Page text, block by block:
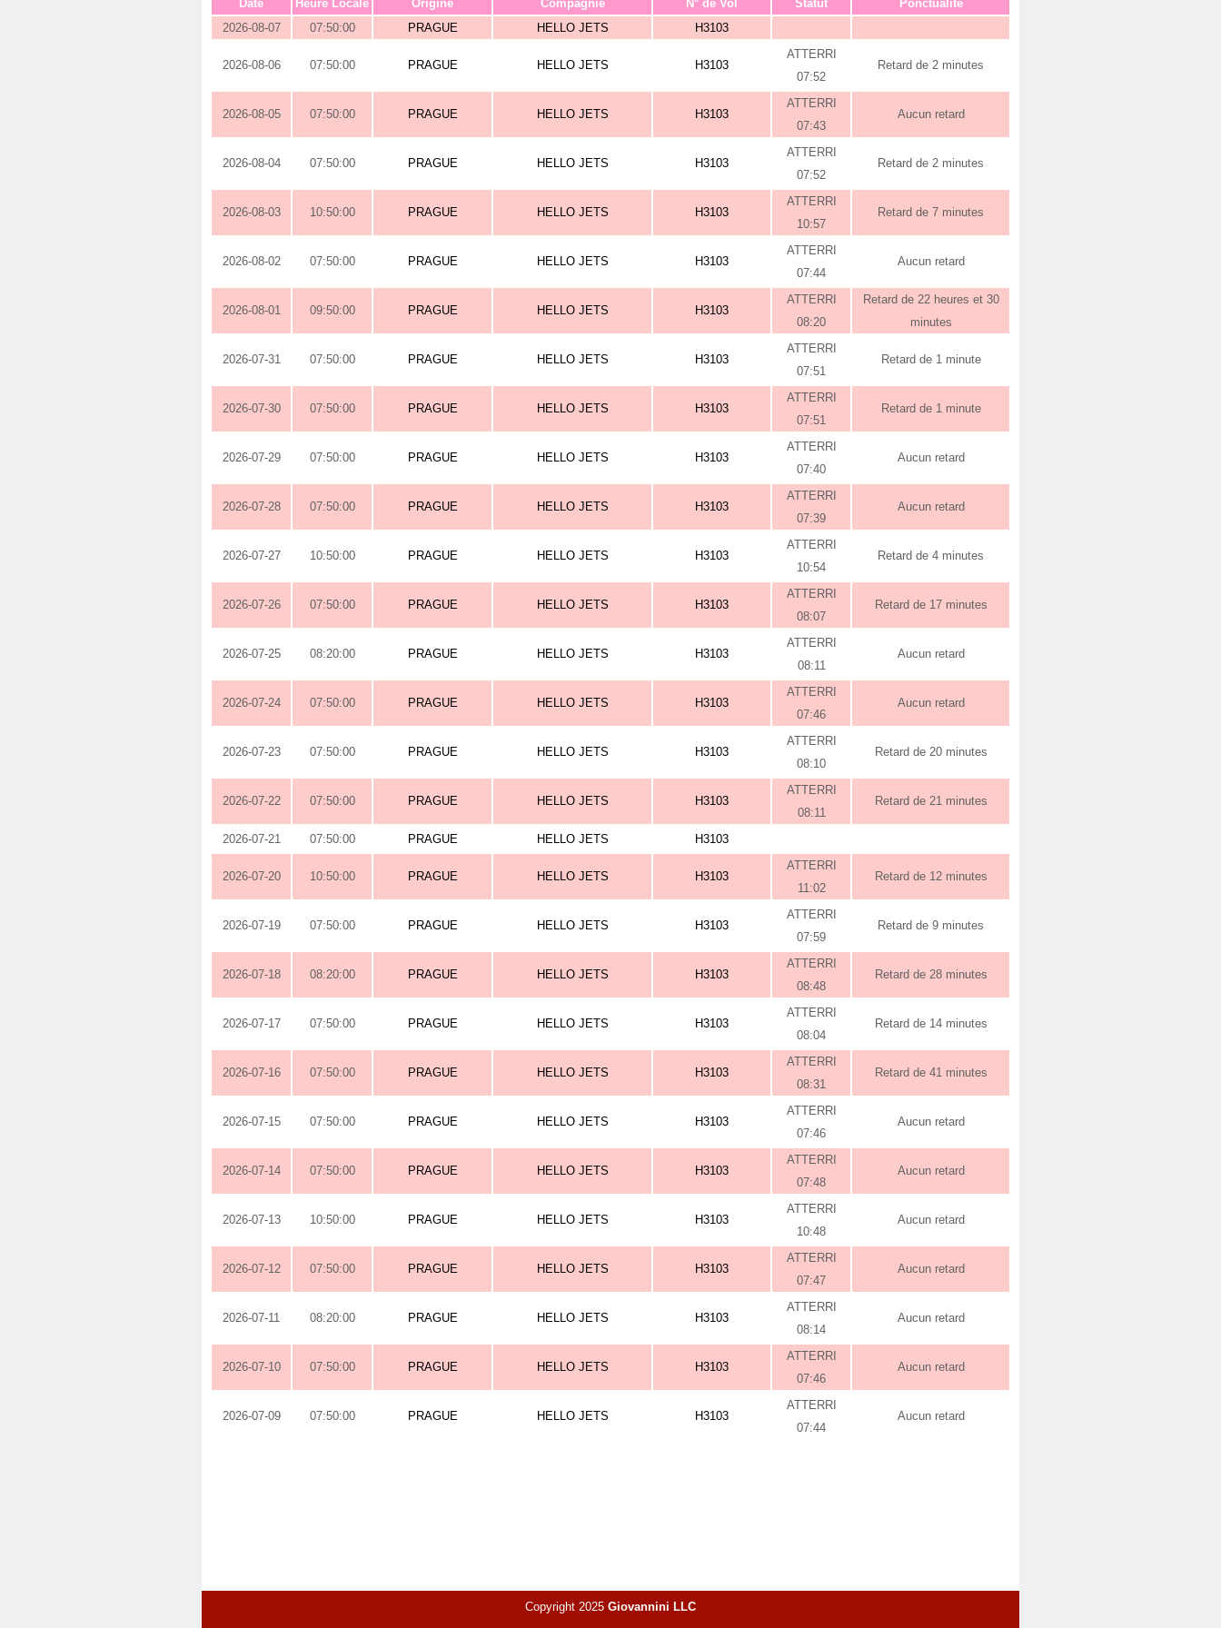
Date Heure Locale Origine Compagnie N° de Vol Statut
Ponctualité
2026-08-07
07:50:00 PRAGUE HELLO JETS H3103
2026-08-06 07:50:00 PRAGUE HELLO JETS H3103
ATTERRI
07:52
Retard de 2 minutes
2026-08-05 07:50:00 PRAGUE HELLO JETS H3103
ATTERRI
07:43
Aucun retard
2026-08-04 07:50:00 PRAGUE HELLO JETS H3103
ATTERRI
07:52
Retard de 2 minutes
2026-08-03 10:50:00 PRAGUE HELLO JETS H3103
ATTERRI
10:57
Retard de 7 minutes
2026-08-02 07:50:00 PRAGUE HELLO JETS H3103
ATTERRI
07:44
Aucun retard
2026-08-01 09:50:00 PRAGUE HELLO JETS H3103
ATTERRI
08:20
Retard de 22 heures et 30
minutes
2026-07-31 07:50:00 PRAGUE HELLO JETS H3103
ATTERRI
07:51
Retard de 1 minute
2026-07-30 07:50:00 PRAGUE HELLO JETS H3103
ATTERRI
07:51
Retard de 1 minute
2026-07-29 07:50:00 PRAGUE HELLO JETS H3103
ATTERRI
07:40
Aucun retard
2026-07-28 07:50:00 PRAGUE HELLO JETS H3103
ATTERRI
07:39
Aucun retard
2026-07-27 10:50:00 PRAGUE HELLO JETS H3103
ATTERRI
10:54
Retard de 4 minutes
2026-07-26 07:50:00 PRAGUE HELLO JETS H3103
ATTERRI
08:07
Retard de 17 minutes
2026-07-25 08:20:00 PRAGUE HELLO JETS H3103
ATTERRI
08:11
Aucun retard
2026-07-24 07:50:00 PRAGUE HELLO JETS H3103
ATTERRI
07:46
Aucun retard
2026-07-23 07:50:00 PRAGUE HELLO JETS H3103
ATTERRI
08:10
Retard de 20 minutes
2026-07-22 07:50:00 PRAGUE HELLO JETS H3103
ATTERRI
08:11
Retard de 21 minutes
2026-07-21 07:50:00 PRAGUE HELLO JETS H3103
2026-07-20 10:50:00 PRAGUE HELLO JETS H3103
ATTERRI
11:02
Retard de 12 minutes
2026-07-19 07:50:00 PRAGUE HELLO JETS H3103
ATTERRI
07:59
Retard de 9 minutes
2026-07-18 08:20:00 PRAGUE HELLO JETS H3103
ATTERRI
08:48
Retard de 28 minutes
2026-07-17 07:50:00 PRAGUE HELLO JETS H3103
ATTERRI
08:04
Retard de 14 minutes
2026-07-16 07:50:00 PRAGUE HELLO JETS H3103
ATTERRI
08:31
Retard de 41 minutes
2026-07-15 07:50:00 PRAGUE HELLO JETS H3103
ATTERRI
07:46
Aucun retard
2026-07-14 07:50:00 PRAGUE HELLO JETS H3103
ATTERRI
07:48
Aucun retard
2026-07-13 10:50:00 PRAGUE HELLO JETS H3103
ATTERRI
10:48
Aucun retard
2026-07-12 07:50:00 PRAGUE HELLO JETS H3103
ATTERRI
07:47
Aucun retard
2026-07-11 08:20:00 PRAGUE HELLO JETS H3103
ATTERRI
08:14
Aucun retard
2026-07-10 07:50:00 PRAGUE HELLO JETS H3103
ATTERRI
07:46
Aucun retard
2026-07-09 07:50:00 PRAGUE HELLO JETS H3103
ATTERRI
07:44
Aucun retard
Copyright 2025 Giovannini LLC